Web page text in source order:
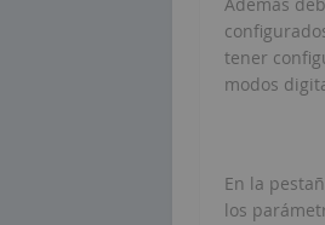
tener
modos
En la
los